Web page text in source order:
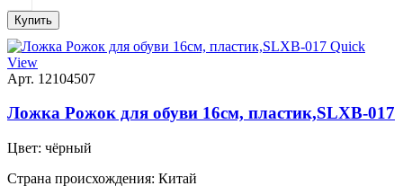
Купить
Quick
View
Арт. 12104507
Ложка Рожок для обуви 16см, пластик,SLXB-017
Цвет: чёрный
Страна происхождения: Китай